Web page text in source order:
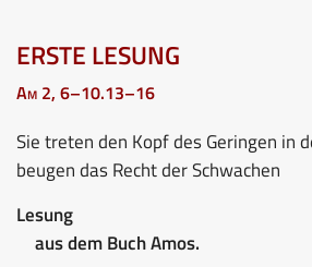
ERSTE LESUNG
Am 2, 6–10.13–16
Sie treten den Kopf des Geringen in
beugen das Recht der Schwachen
Lesung
aus dem Buch Amos.